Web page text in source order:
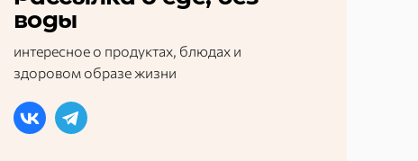
воды
интересное о продуктах, блюдах и
здоровом образе жизни